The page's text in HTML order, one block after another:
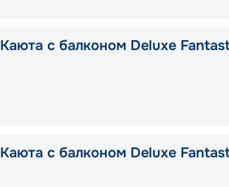
Каюта с балконом Deluxe
Каюта с балконом Deluxe